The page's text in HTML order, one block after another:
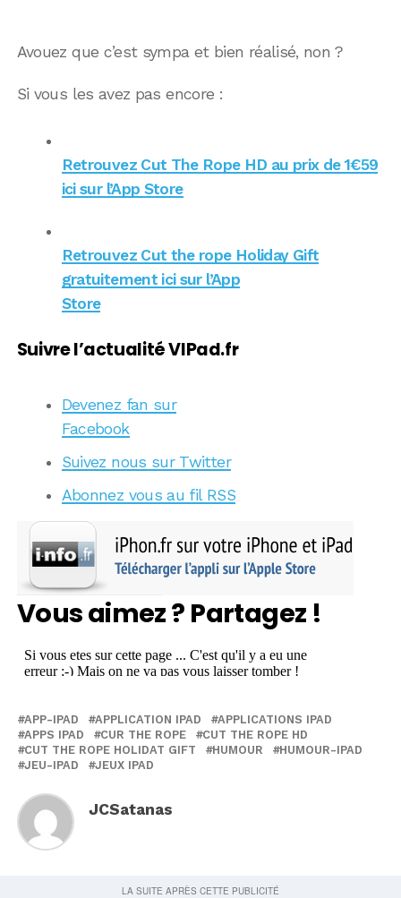
Avouez que c’est sympa et bien réalisé, non ?
Si vous les avez pas encore :
Retrouvez Cut The Rope HD au prix de 1€59
ici sur l’App Store
Retrouvez Cut the rope Holiday Gift
gratuitement ici sur l’App
Store
Suivre l’actualité VIPad.fr
Devenez fan sur
Facebook
Suivez nous sur Twitter
Abonnez vous au fil RSS
Vous aimez ? Partagez !
APP-IPAD APPLICATION IPAD
APPLICATIONS IPAD
APPS IPAD
CUR THE ROPE
CUT THE ROPE HD
CUT THE ROPE HOLIDAT GIFT
HUMOUR
HUMOUR-IPAD
JEU-IPAD
JEUX IPAD
JCSatanas